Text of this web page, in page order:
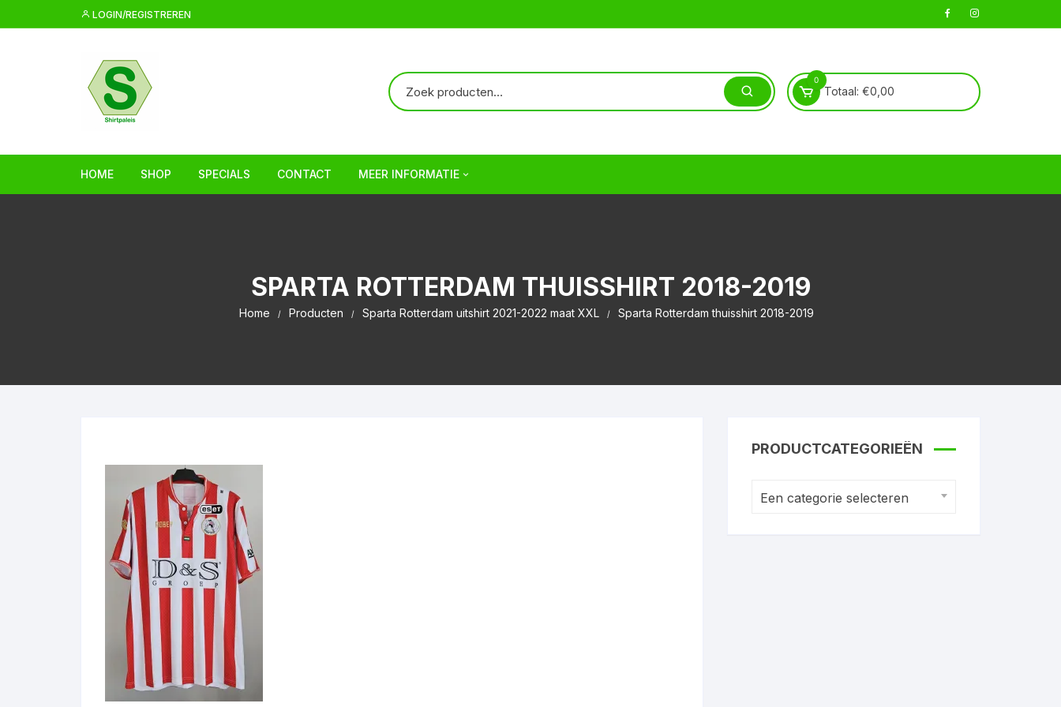
naar
LOGIN/REGISTREREN
0
Totaal: €0,00
HOME SHOP SPECIALS CONTACT MEER INFORMATIE
Veelgestelde vragen | FAQ
SPARTA ROTTERDAM THUISSHIRT 2018-2019
Home Producten Sparta Rotterdam uitshirt 2021-2022 maat XXL Sparta Rotterdam thuisshirt 2018-2019
PRODUCTCATEGORIEËN
Een categorie selecteren